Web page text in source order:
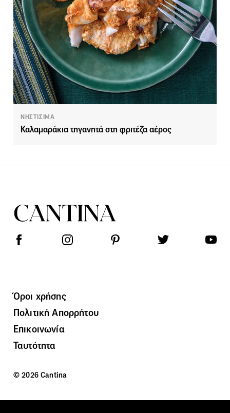
ΝΗΣΤΙΣΙΜΑ
Καλαμαράκια τηγανητά στη φριτέζα αέρος
Όροι χρήσης
Πολιτική Απορρήτου
Επικοινωνία
Ταυτότητα
© 2026 Cantina